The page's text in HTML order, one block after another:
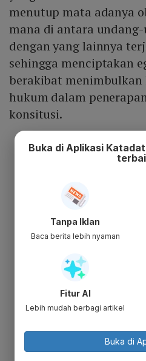
menutup mata adanya
mana di antara
dengan yang lainnya
sehingga menciptakan
berakibat
hukum dalam
konsitusi.
Buka di Aplikasi
Tanpa Iklan
Baca berita lebih nyaman
Fitur AI
Lebih mudah berbagi artikel
Buka di